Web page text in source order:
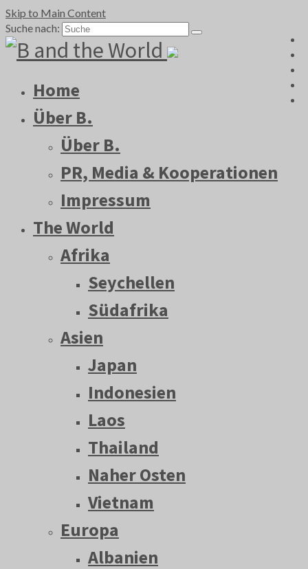
Skip to Main Content
Suche nach:
Home
Über B.
Über B.
PR, Media & Kooperationen
Impressum
The World
Afrika
Seychellen
Südafrika
Asien
Japan
Indonesien
Laos
Thailand
Naher Osten
Vietnam
Europa
Albanien